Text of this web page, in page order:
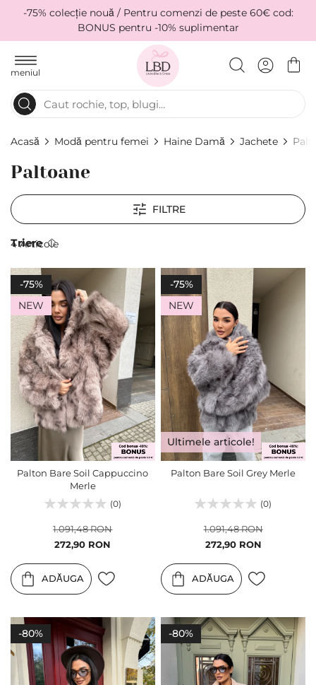
-75% colecție nouă / Pentru comenzi de peste 60€ cod:
BONUS pentru -10% suplimentar
meniul
Acasă Modă pentru femei Haine Damă Jachete
Paltoane
FILTRE
4Articole
Тriere
-75%
NEW
Palton Bare Soil Cappuccino
Merle
(0)
Pret
272,90 RON
1.091,48 RON
ADĂUGA
-75%
NEW
Ultimele articole!
Palton Bare Soil Grey Merle
(0)
Pret
272,90 RON
1.091,48 RON
ADĂUGA
-80% -80%